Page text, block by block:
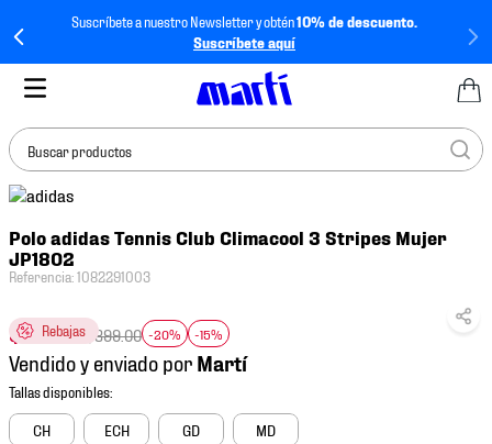
Suscríbete a nuestro Newsletter y obtén10% de descuento.
Suscríbete aquí
Buscar productos
Polo adidas Tennis Club Climacool 3 Stripes Mujer
JP1802
Referencia:1082291003
Rebajas
$611.32 899.00 -20% -15%
Vendido y enviado por
CH ECH GD MD
BUSCADOS
1.
tenis mujer
3.
tenis
4.
tenis futbol
.
jersey